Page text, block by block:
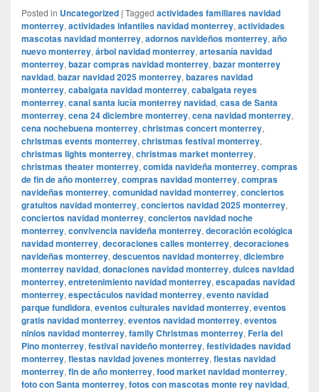
Posted in Uncategorized | Tagged actividades familiares navidad
monterrey, actividades infantiles navidad monterrey, actividades
mascotas navidad monterrey, adornos navideños monterrey, año
nuevo monterrey, árbol navidad monterrey, artesanía navidad
monterrey, bazar compras navidad monterrey, bazar monterrey
navidad, bazar navidad 2025 monterrey, bazares navidad
monterrey, cabalgata navidad monterrey, cabalgata reyes
monterrey, canal santa lucía monterrey navidad, casa de Santa
monterrey, cena 24 diciembre monterrey, cena navidad monterrey,
cena nochebuena monterrey, christmas concert monterrey,
christmas events monterrey, christmas festival monterrey,
christmas lights monterrey, christmas market monterrey,
christmas theater monterrey, comida navideña monterrey, compras
de fin de año monterrey, compras navidad monterrey, compras
navideñas monterrey, comunidad navidad monterrey, conciertos
gratuitos navidad monterrey, conciertos navidad 2025 monterrey,
conciertos navidad monterrey, conciertos navidad noche
monterrey, convivencia navideña monterrey, decoración ecológica
navidad monterrey, decoraciones calles monterrey, decoraciones
navideñas monterrey, descuentos navidad monterrey, diciembre
monterrey navidad, donaciones navidad monterrey, dulces navidad
monterrey, entretenimiento navidad monterrey, escapadas navidad
monterrey, espectáculos navidad monterrey, evento navidad
parque fundidora, eventos culturales navidad monterrey, eventos
gratis navidad monterrey, eventos navidad monterrey, eventos
ninios navidad monterrey, family Christmas monterrey, Feria del
Pino monterrey, festival navideño monterrey, festividades navidad
monterrey, fiestas navidad jovenes monterrey, fiestas navidad
monterrey, fin de año monterrey, food market navidad monterrey,
foto con Santa monterrey, fotos con mascotas monte rey navidad,